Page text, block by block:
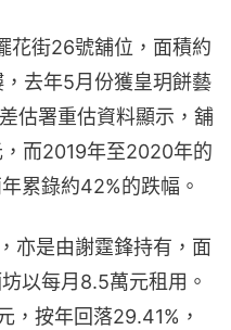
花街26號舖位，面積約
去年5月份獲皇玥餅藝
估署重估資料顯示，舖
而2019年至2020年的
累錄約42%的跌幅。
亦是由謝霆鋒持有，面
以每月8.5萬元租用。
，按年回落29.41%，